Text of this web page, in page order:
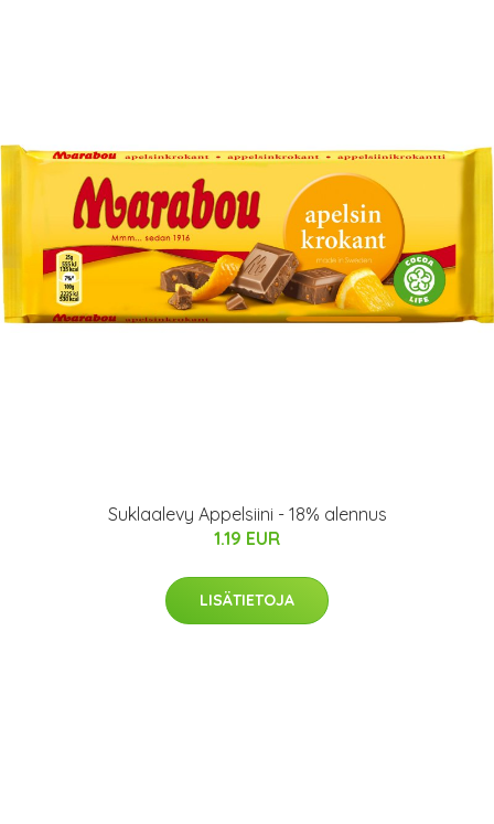
Suklaalevy Appelsiini - 18% alennus
1.19 EUR
LISÄTIETOJA